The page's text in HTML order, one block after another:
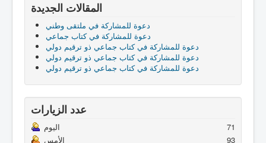
المقالات الجديدة
دعوة للمشاركة في ملتقى وطني
دعوة للمشاركة في كتاب جماعي
دعوة للمشاركة في كتاب جماعي ذو ترقيم دولي
دعوة للمشاركة في كتاب جماعي ذو ترقيم دولي
دعوة للمشاركة في كتاب جماعي ذو ترقيم دولي
عدد الزيارات
اليوم
71
الأمس
93